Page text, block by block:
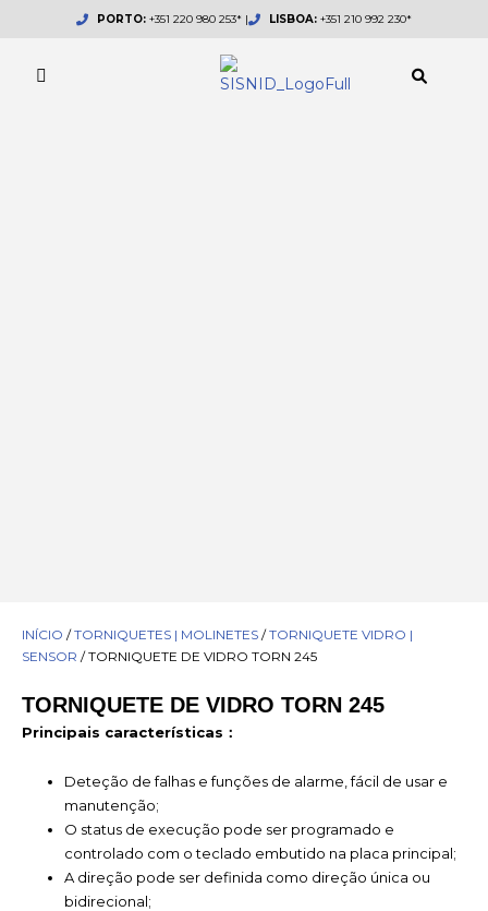
PORTO: +351 220 980 253* | LISBOA:+351 210 992 230*
INÍCIO /TORNIQUETES | MOLINETES /TORNIQUETE VIDRO |
SENSOR / TORNIQUETE DE VIDRO TORN 245
TORNIQUETE DE VIDRO TORN 245
Principais características：
Deteção de falhas e funções de alarme, fácil de usar e
manutenção;
O status de execução pode ser programado e
controlado com o teclado embutido na placa principal;
A direção pode ser definida como direção única ou
bidirecional;